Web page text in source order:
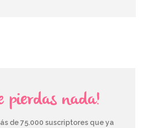
pierdas nada!
de 75.000 suscriptores que ya